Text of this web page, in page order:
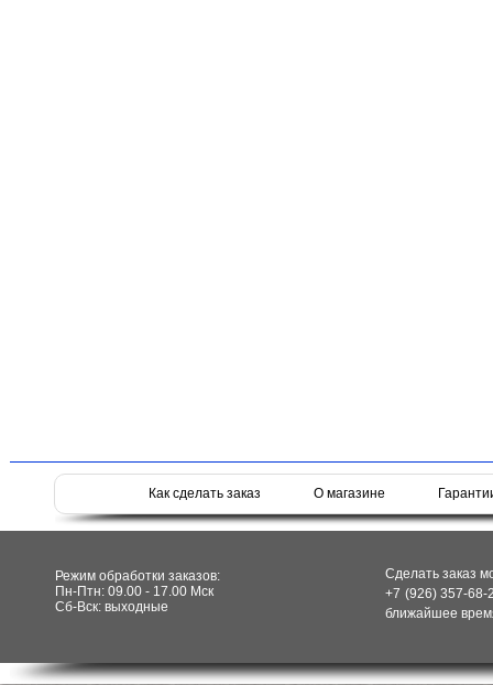
Как сделать заказ О магазине
Режим обработки заказов:
Пн-Птн: 09.00 - 17.00 Мск
Сб-Вск: выходные
Сделать заказ
+7 (926) 357-
ближайшее